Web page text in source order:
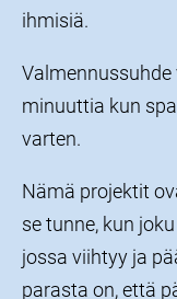
ihmisiä.
minuuttia kun
varten.
Nämä projektit
se tunne, kun
jossa viihtyy ja
parasta on, että